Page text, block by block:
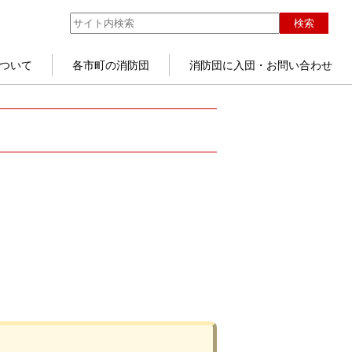
検索
いて 各市町の消防団 消防団に入団・お問い合わせ